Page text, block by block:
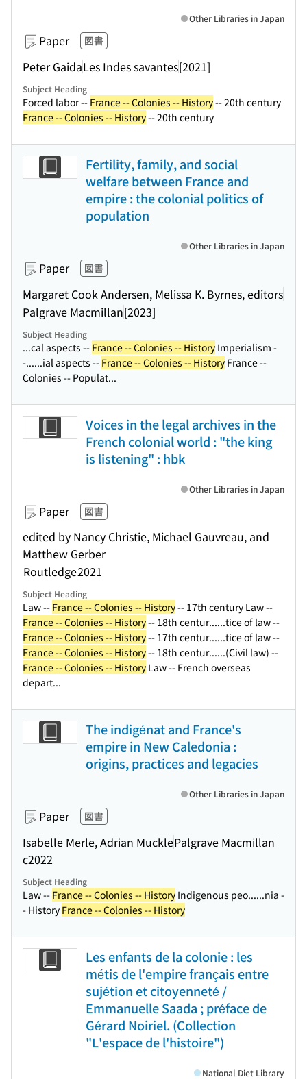
Paper 図書
Peter GaidaLes Indes savantes[2021]
Other Libraries in Japan
Subject Heading
Forced labor -- France -- Colonies -- History-- 20th century
France -- Colonies -- History-- 20th century
Fertility, family, and social
welfare between France and
empire : the colonial politics of
population
Paper 図書
Margaret Cook Andersen, Melissa K. Byrnes, editors
Palgrave Macmillan[2023]
Other Libraries in Japan
Subject Heading
...cal aspects -- France -- Colonies -- History Imperialism -
-......ial aspects -- France -- Colonies -- History France --
Colonies -- Populat...
Voices in the legal archives in the
French colonial world : "the king
is listening" : hbk
Paper 図書
edited by Nancy Christie, Michael Gauvreau, and
Matthew Gerber
Routledge2021
Other Libraries in Japan
Subject Heading
Law -- France -- Colonies -- History-- 17th century Law --
France -- Colonies -- History-- 18th centur......tice of law --
France -- Colonies -- History-- 17th centur......tice of law --
France -- Colonies -- History-- 18th centur......(Civil law) --
France -- Colonies -- History Law -- French overseas
depart...
The indigénat and France's
empire in New Caledonia :
origins, practices and legacies
Paper 図書
Isabelle Merle, Adrian MucklePalgrave Macmillan
c2022
Other Libraries in Japan
Subject Heading
Law -- France -- Colonies -- History Indigenous peo......nia -
- History France -- Colonies -- History
Les enfants de la colonie : les
métis de l'empire français entre
sujétion et citoyenneté /
Emmanuelle Saada ; préface de
Gérard Noiriel. (Collection
"L'espace de l'histoire")
National Diet Library